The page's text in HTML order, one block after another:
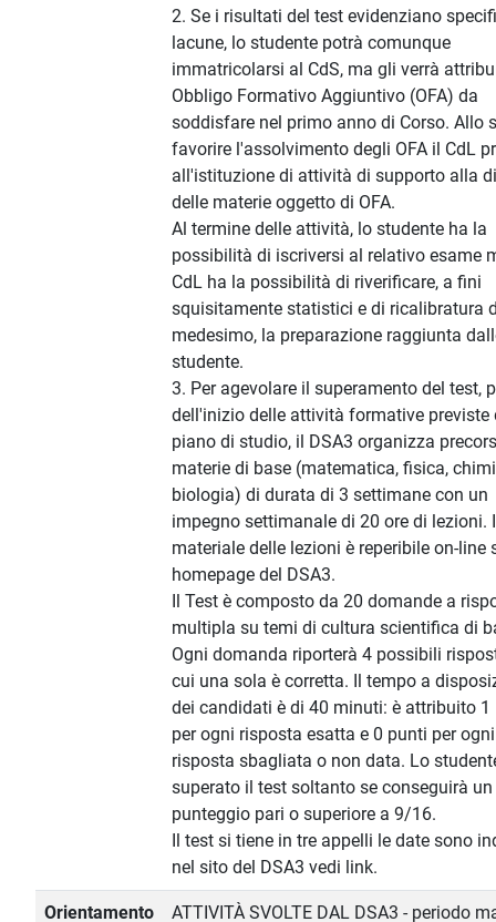
2. Se i risultati del test evidenziano
lacune, lo studente potrà comunque
immatricolarsi al CdS, ma gli verrà
Obbligo Formativo Aggiuntivo (OFA) da
soddisfare nel primo anno di Corso. Allo
favorire l'assolvimento degli OFA il CdL
all'istituzione di attività di supporto alla
delle materie oggetto di OFA.
Al termine delle attività, lo studente ha la
possibilità di iscriversi al relativo esame
CdL ha la possibilità di riverificare, a fini
squisitamente statistici e di ricalibratura
medesimo, la preparazione raggiunta
studente.
3. Per agevolare il superamento del test,
dell'inizio delle attività formative previste
piano di studio, il DSA3 organizza
materie di base (matematica, fisica,
biologia) di durata di 3 settimane con un
impegno settimanale di 20 ore di lezioni.
materiale delle lezioni è reperibile on-line
homepage del DSA3.
Il Test è composto da 20 domande a
multipla su temi di cultura scientifica di
Ogni domanda riporterà 4 possibili
cui una sola è corretta. Il tempo a
dei candidati è di 40 minuti: è attribuito 1
per ogni risposta esatta e 0 punti per ogni
risposta sbagliata o non data. Lo
superato il test soltanto se conseguirà un
punteggio pari o superiore a 9/16.
Il test si tiene in tre appelli le date sono
nel sito del DSA3 vedi link.
Orientamento
ATTIVITÀ SVOLTE DAL DSA3 - periodo